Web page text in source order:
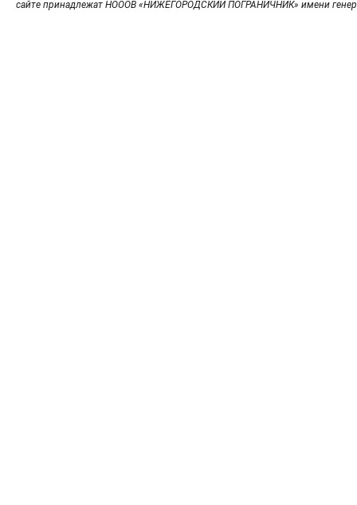
сайте принадлежат НОООВ «НИЖЕГОРОДСКИЙ ПОГРАНИЧНИК» имени